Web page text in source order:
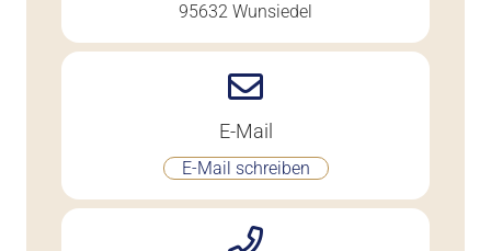
95632 Wunsiedel
E-Mail
E-Mail schreiben